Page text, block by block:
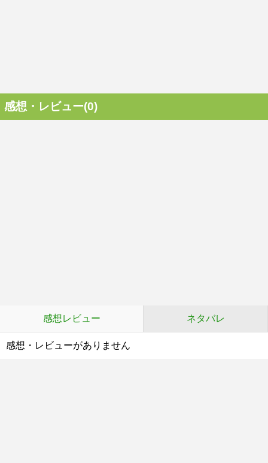
感想・レビュー(0)
感想レビュー ネタバレ
感想・レビューがありません